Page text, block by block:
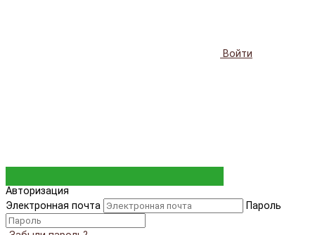
Войти
Авторизация
Электронная почта
Пароль